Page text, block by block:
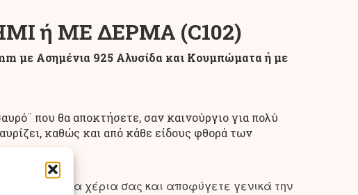
ή ΜΕ ΔΕΡΜΑ (C102)
Ασημένια 925 Αλυσίδα και Κουμπώματα ή με
που θα αποκτήσετε, σαν καινούργιο για πολύ
καθώς και από κάθε είδους φθορά των
πλένετε τα χέρια σας και αποφύγετε γενικά την